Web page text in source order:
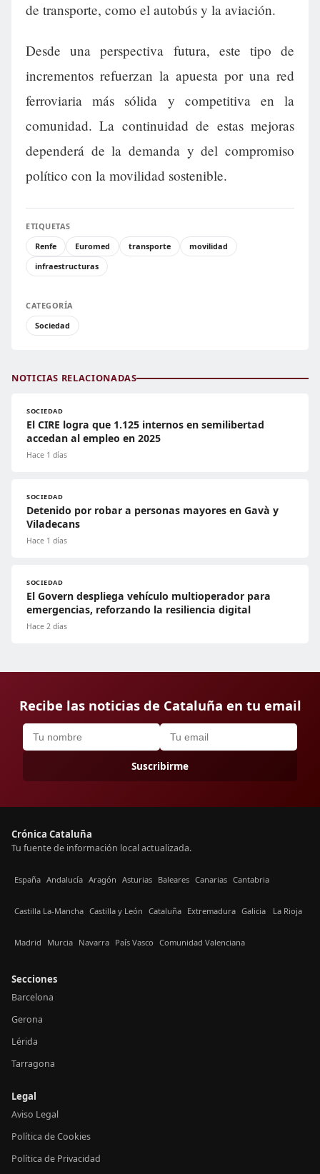
de transporte, como el autobús y la aviación.
Desde una perspectiva futura, este tipo de
incrementos refuerzan la apuesta por una red
ferroviaria más sólida y competitiva en la
comunidad. La continuidad de estas mejoras
dependerá de la demanda y del compromiso
político con la movilidad sostenible.
ETIQUETAS
Renfe
Euromed transporte
movilidad
infraestructuras
CATEGORÍA
Sociedad
NOTICIAS RELACIONADAS
SOCIEDAD
El CIRE logra que 1.125 internos en semilibertad
accedan al empleo en 2025
Hace 1 días
SOCIEDAD
Detenido por robar a personas mayores en Gavà y
Viladecans
Hace 1 días
SOCIEDAD
El Govern despliega vehículo multioperador para
emergencias, reforzando la resiliencia digital
Hace 2 días
Recibe las noticias de Cataluña en tu email
Suscribirme
Crónica Cataluña
Tu fuente de información local actualizada.
España Andalucía Aragón Asturias Baleares Canarias Cantabria
Castilla La-Mancha Castilla y León Cataluña Extremadura Galicia La Rioja
Madrid Murcia Navarra País Vasco Comunidad Valenciana
Secciones
Barcelona
Gerona
Lérida
Tarragona
Legal
Aviso Legal
Política de Cookies
Política de Privacidad